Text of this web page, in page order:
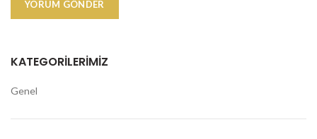
KATEGORILERIMIZ
Genel